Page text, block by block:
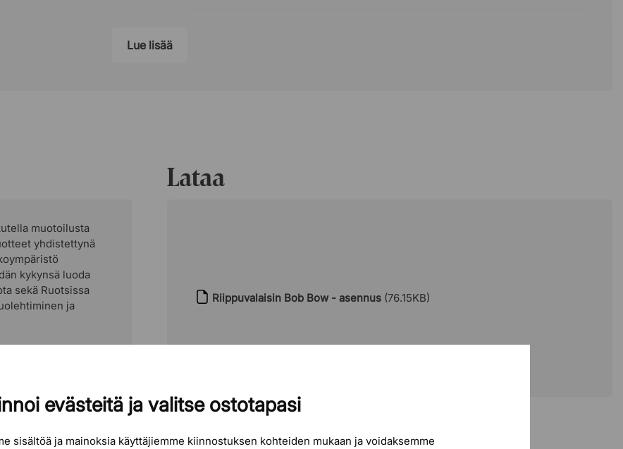
evästeitä ja valitse ostotapasi
sisältöä ja mainoksia käyttäjiemme kiinnostuksen kohteiden mukaan ja voidaksemme
Watit
IP-luokka
Lue lisää
muotoilusta
yhdistettynä
kykynsä luoda
sekä Ruotsissa
ja
Lataa
Riippuvalaisin Bob Bow - asennus (76.15KB)